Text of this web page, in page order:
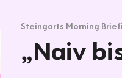
Steingarts Morning
„Naiv